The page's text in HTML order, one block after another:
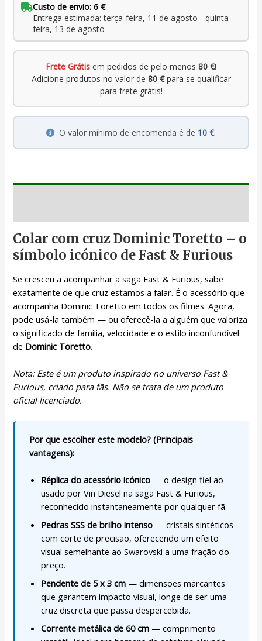
Custo de envio: 6 €
Entrega estimada: terça-feira, 11 de agosto - quinta-
feira, 13 de agosto
Frete Grátis em pedidos de pelo menos 80 €!
Adicione produtos no valor de 80 €para se qualificar
para frete grátis!
O valor mínimo de encomenda é de 10 €.
Colar com cruz Dominic Toretto – o
símbolo icónico de Fast & Furious
Se cresceu a acompanhar a saga Fast & Furious, sabe
exatamente de que cruz estamos a falar. É o acessório que
acompanha Dominic Toretto em todos os filmes. Agora,
pode usá-la também — ou oferecê-la a alguém que valoriza
o significado de família, velocidade e o estilo inconfundível
de Dominic Toretto.
Nota: Este é um produto inspirado no universo Fast &
Furious, criado para fãs. Não se trata de um produto
oficial licenciado.
Por que escolher este modelo? (Principais
vantagens):
Réplica do acessório icónico — o design fiel ao
usado por Vin Diesel na saga Fast & Furious,
reconhecido instantaneamente por qualquer fã.
Pedras SSS de brilho intenso — cristais sintéticos
com corte de precisão, oferecendo um efeito
visual semelhante ao Swarovski a uma fração do
preço.
Pendente de 5 x 3 cm — dimensões marcantes
que garantem impacto visual, longe de ser uma
cruz discreta que passa despercebida.
Corrente metálica de 60 cm — comprimento